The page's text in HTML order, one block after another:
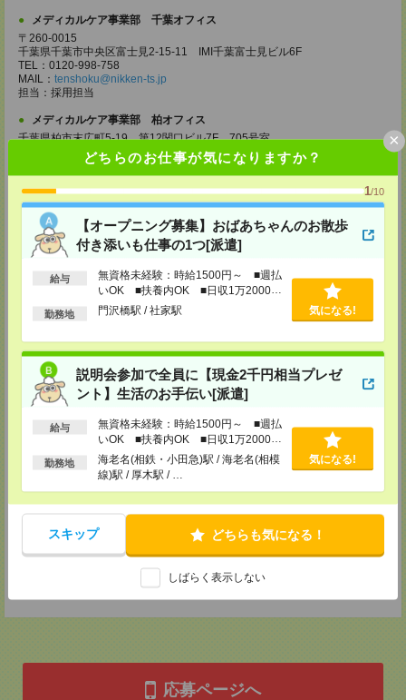
どちらのお仕事が気になりますか？
1/10
【オープニング募集】おばあちゃんのお散歩
付き添いも仕事の1つ[派遣]
給与
無資格未経験：時給1500円～ ■週払
いOK ■扶養内OK ■日収1万2000円
以上
勤務地 門沢橋駅 / 社家駅 気になる!
説明会参加で全員に【現金2千円相当プレゼ
ント】生活のお手伝い[派遣]
給与
無資格未経験：時給1500円～ ■週払
いOK ■扶養内OK ■日収1万2000円
以上
勤務地
海老名(相鉄・小田急)駅 / 海老名(相模
線)駅 / 厚木駅 / …
気になる!
スキップ どちらも気になる！
しばらく表示しない
×
メディカルケア事業部 千葉オフィス
〒260-0015
千葉県千葉市中央区富士見2-15-11 IMI千葉富士見ビル6F
TEL：0120-998-758
MAIL： tenshoku@nikken-ts.jp
担当：採用担当
メディカルケア事業部 柏オフィス
千葉県柏市末広町5-19 第12関口ビル7F 705号室
TEL：0120-935-218
tenshoku@nikken-ts.jp
担当：採用担当
メディカルケア事業部 新宿オフィス
東京都新宿区新宿2-3-10 新宿御苑ビル6階
TEL：0120-457-235
MAIL：tenshoku@nikken-ts.jp
メディカルケア事業部 立川事業所
東京都立川市錦町1-12-14
MAIL：
担当：採用担当
メディカルケア事業部 町田オフィス
東京都町田市森野1-7-23 大樹生命町田ビル6F
TEL：0120-453-285
MAIL：tenshoku@nikken-ts.jp
メディカルケア事業部 横浜オフィス
神奈川県横浜市保土ケ谷区神戸町134 横浜ビジネスパークサウスタワー
tenshoku@nikken-ts.jp
担当：採用担当
応募ページへ